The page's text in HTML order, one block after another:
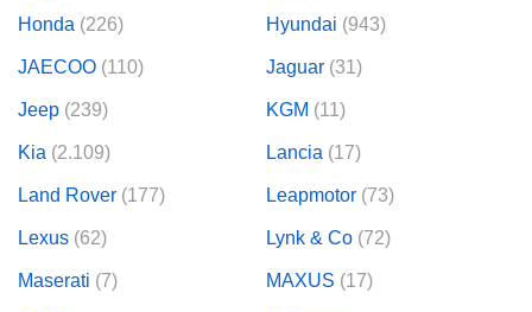
Honda (226) Hyundai (943)
JAECOO (110) Jaguar (31)
Jeep (239) KGM (11)
Kia (2.109) Lancia (17)
Land Rover (177) Leapmotor (73)
Lexus (62) Lynk & Co (72)
Maserati (7) MAXUS (17)